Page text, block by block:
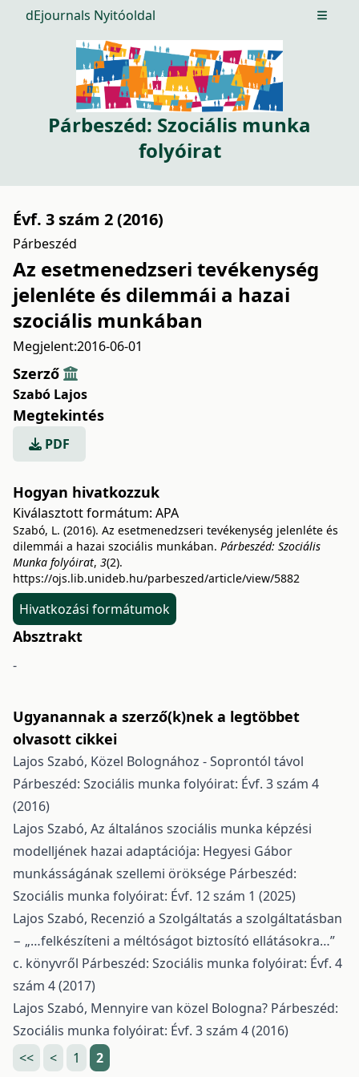
dEjournals Nyitóoldal Open
Párbeszéd: Szociális munka
folyóirat
Évf. 3 szám 2 (2016)
Párbeszéd
Az esetmenedzseri tevékenység
jelenléte és dilemmái a hazai
szociális munkában
Megjelent:2016-06-01
Szerző
Szabó Lajos
Megtekintés
PDF
Hogyan hivatkozzuk
Kiválasztott formátum: APA
Szabó, L. (2016). Az esetmenedzseri tevékenység jelenléte és
dilemmái a hazai szociális munkában. Párbeszéd: Szociális
Munka folyóirat, 3(2).
https://ojs.lib.unideb.hu/parbeszed/article/view/5882
Hivatkozási formátumok
Absztrakt
-
Ugyanannak a szerző(k)nek a legtöbbet
olvasott cikkei
Lajos Szabó, Közel Bolognához - Soprontól távol
Párbeszéd: Szociális munka folyóirat: Évf. 3 szám 4
(2016)
Lajos Szabó, Az általános szociális munka képzési
modelljének hazai adaptációja: Hegyesi Gábor
munkásságának szellemi öröksége Párbeszéd:
Szociális munka folyóirat: Évf. 12 szám 1 (2025)
Lajos Szabó, Recenzió a Szolgáltatás a szolgáltatásban
− „…felkészíteni a méltóságot biztosító ellátásokra…”
c. könyvről Párbeszéd: Szociális munka folyóirat: Évf. 4
szám 4 (2017)
Lajos Szabó, Mennyire van közel Bologna? Párbeszéd:
Szociális munka folyóirat: Évf. 3 szám 4 (2016)
<<
< 1 2